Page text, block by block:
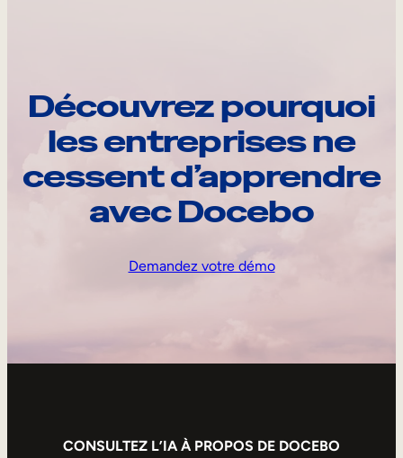
Découvrez pourquoi
les entreprises ne
cessent d’apprendre
avec Docebo
Demandez votre démo
CONSULTEZ L’IA À PROPOS DE DOCEBO